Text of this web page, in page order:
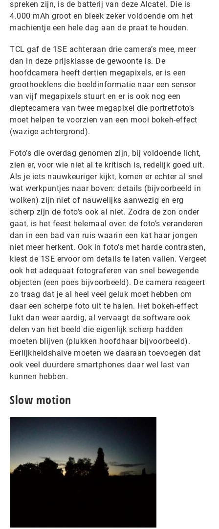
spreken zijn, is de batterij van deze Alcatel. Die is
4.000 mAh groot en bleek zeker voldoende om het
machientje een hele dag aan de praat te houden.
TCL gaf de 1SE achteraan drie camera’s mee, meer
dan in deze prijsklasse de gewoonte is. De
hoofdcamera heeft dertien megapixels, er is een
groothoeklens die beeldinformatie naar een sensor
van vijf megapixels stuurt en er is ook nog een
dieptecamera van twee megapixel die portretfoto’s
moet helpen te voorzien van een mooi bokeh-effect
(wazige achtergrond).
Foto’s die overdag genomen zijn, bij voldoende licht,
zien er, voor wie niet al te kritisch is, redelijk goed uit.
Als je iets nauwkeuriger kijkt, komen er echter al snel
wat werkpuntjes naar boven: details (bijvoorbeeld in
wolken) zijn niet of nauwelijks aanwezig en erg
scherp zijn de foto’s ook al niet. Zodra de zon onder
gaat, is het feest helemaal over: de foto’s veranderen
dan in een bad van ruis waarin een kat haar jongen
niet meer herkent. Ook in foto’s met harde contrasten,
kiest de 1SE ervoor om details te laten vallen. Vergeet
ook het adequaat fotograferen van snel bewegende
objecten (een poes bijvoorbeeld). De camera reageert
zo traag dat je al heel veel geluk moet hebben om
daar een scherpe foto uit te halen. Het bokeh-effect
lukt dan weer aardig, al vervaagt de software ook
delen van het beeld die eigenlijk scherp hadden
moeten blijven (plukken hoofdhaar bijvoorbeeld).
Eerlijkheidshalve moeten we daaraan toevoegen dat
ook veel duurdere smartphones daar wel last van
kunnen hebben.
Slow motion